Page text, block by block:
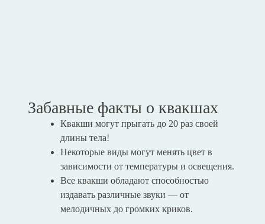
Забавные факты о квакшах
Квакши могут прыгать до 20 раз своей
длины тела!
Некоторые виды могут менять цвет в
зависимости от температуры и освещения.
Все квакши обладают способностью
издавать различные звуки — от
мелодичных до громких криков.